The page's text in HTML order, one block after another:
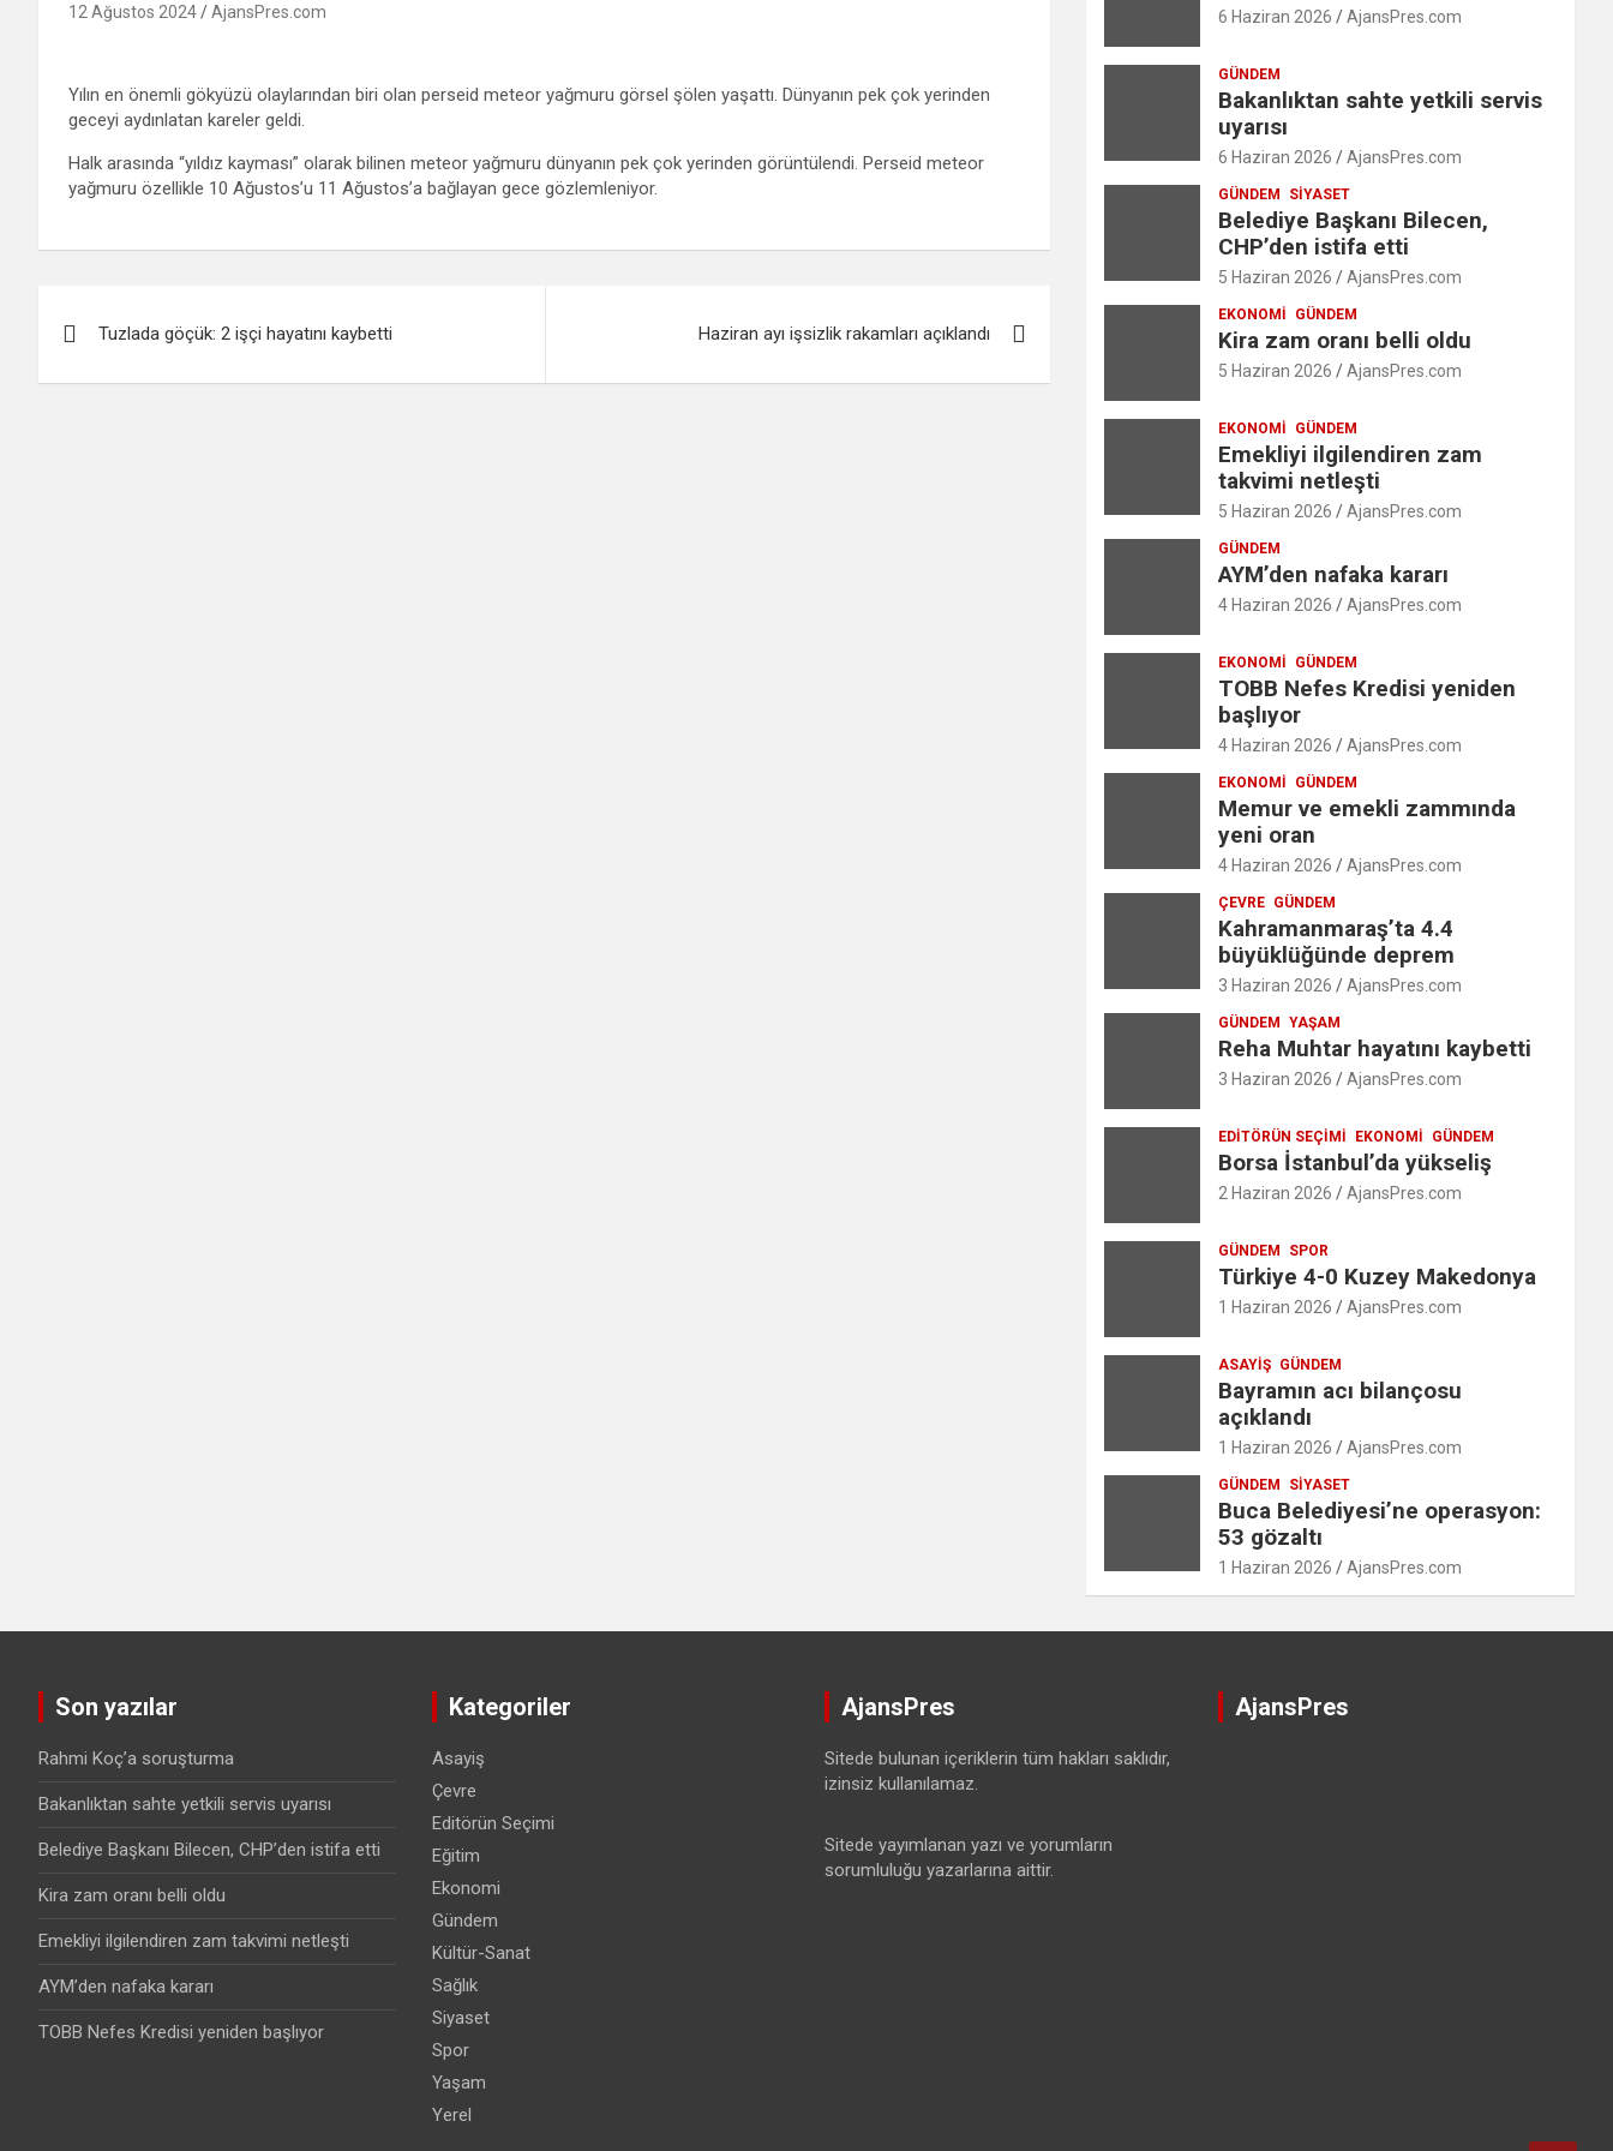
12 Ağustos 2024 AjansPres.com
Yılın en önemli gökyüzü olaylarından biri olan perseid meteor yağmuru görsel şölen yaşattı. Dünyanın pek çok yerinden
geceyi aydınlatan kareler geldi.
Halk arasında “yıldız kayması” olarak bilinen meteor yağmuru dünyanın pek çok yerinden görüntülendi. Perseid meteor
yağmuru özellikle 10 Ağustos’u 11 Ağustos’a bağlayan gece gözlemleniyor.
gezinmesi
Tuzlada göçük: 2 işçi hayatını kaybetti Haziran ayı işsizlik rakamları açıklandı
6 Haziran 2026 AjansPres.com
GÜNDEM
Bakanlıktan sahte yetkili servis
uyarısı
6 Haziran 2026 AjansPres.com
GÜNDEM SIYASET
Belediye Başkanı Bilecen,
CHP’den istifa etti
5 Haziran 2026 AjansPres.com
EKONOMI GÜNDEM
Kira zam oranı belli oldu
5 Haziran 2026 AjansPres.com
EKONOMI GÜNDEM
Emekliyi ilgilendiren zam
takvimi netleşti
5 Haziran 2026 AjansPres.com
GÜNDEM
AYM’den nafaka kararı
4 Haziran 2026 AjansPres.com
EKONOMI GÜNDEM
TOBB Nefes Kredisi yeniden
başlıyor
4 Haziran 2026 AjansPres.com
EKONOMI GÜNDEM
Memur ve emekli zammında
yeni oran
4 Haziran 2026 AjansPres.com
ÇEVRE GÜNDEM
Kahramanmaraş’ta 4.4
büyüklüğünde deprem
3 Haziran 2026 AjansPres.com
GÜNDEM YAŞAM
Reha Muhtar hayatını kaybetti
3 Haziran 2026 AjansPres.com
EDITÖRÜN SEÇIMI EKONOMI GÜNDEM
Borsa İstanbul’da yükseliş
2 Haziran 2026 AjansPres.com
GÜNDEM SPOR
Türkiye 4-0 Kuzey Makedonya
1 Haziran 2026 AjansPres.com
ASAYIŞ GÜNDEM
Bayramın acı bilançosu
açıklandı
1 Haziran 2026 AjansPres.com
GÜNDEM SIYASET
Buca Belediyesi’ne operasyon:
53 gözaltı
1 Haziran 2026 AjansPres.com
Son yazılar
Rahmi Koç’a soruşturma
Bakanlıktan sahte yetkili servis uyarısı
Belediye Başkanı Bilecen, CHP’den istifa etti
Kira zam oranı belli oldu
Emekliyi ilgilendiren zam takvimi netleşti
AYM’den nafaka kararı
TOBB Nefes Kredisi yeniden başlıyor
Kategoriler
Asayiş
Çevre
Editörün Seçimi
Eğitim
Ekonomi
Gündem
Kültür-Sanat
Sağlık
Siyaset
Spor
Yaşam
Yerel
AjansPres
Sitede bulunan içeriklerin tüm hakları saklıdır,
izinsiz kullanılamaz.
Sitede yayımlanan yazı ve yorumların
sorumluluğu yazarlarına aittir.
AjansPres